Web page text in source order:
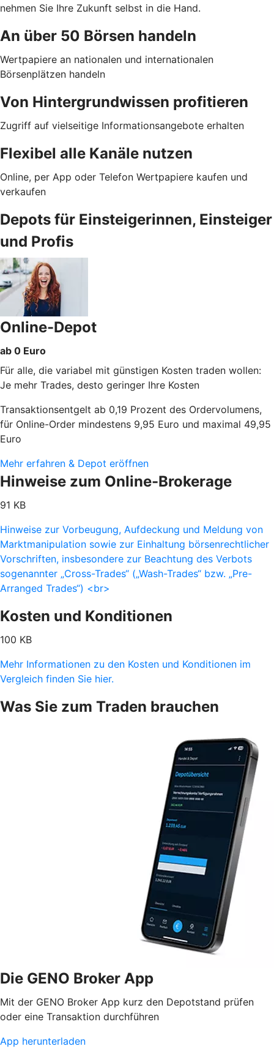
nehmen Sie Ihre Zukunft selbst in die Hand.
An über 50 Börsen handeln
Wertpapiere an nationalen und internationalen
Börsenplätzen handeln
Von Hintergrundwissen profitieren
Zugriff auf vielseitige Informationsangebote erhalten
Flexibel alle Kanäle nutzen
Online, per App oder Telefon Wertpapiere kaufen und
verkaufen
Depots für Einsteigerinnen, Einsteiger
und Profis
Online-Depot
ab 0 Euro
Für alle, die variabel mit günstigen Kosten traden wollen:
Je mehr Trades, desto geringer Ihre Kosten
Transaktionsentgelt ab 0,19 Prozent des Ordervolumens,
für Online-Order mindestens 9,95 Euro und maximal 49,95
Euro
Mehr erfahren & Depot eröffnen
Hinweise zum Online-Brokerage
91 KB
Hinweise zur Vorbeugung, Aufdeckung und Meldung von
Marktmanipulation sowie zur Einhaltung börsenrechtlicher
Vorschriften, insbesondere zur Beachtung des Verbots
sogenannter „Cross-Trades“ („Wash-Trades“ bzw. „Pre-
Arranged Trades“) <br>
Kosten und Konditionen
100 KB
Mehr Informationen zu den Kosten und Konditionen im
Vergleich finden Sie hier.
Was Sie zum Traden brauchen
Die GENO Broker App
Mit der GENO Broker App kurz den Depotstand prüfen
oder eine Transaktion durchführen
App herunterladen